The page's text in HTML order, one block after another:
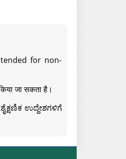
for non-
जा सकता है।
ಉದ್ದೇಶಗಳಿಗೆ